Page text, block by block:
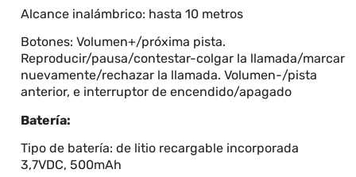
Alcance inalámbrico: hasta 10 metros
Botones: Volumen+/próxima pista.
Reproducir/pausa/contestar-colgar la llamada/marcar
nuevamente/rechazar la llamada. Volumen-/pista
anterior, e interruptor de encendido/apagado
Batería:
Tipo de batería: de litio recargable incorporada
3,7VDC, 500mAh